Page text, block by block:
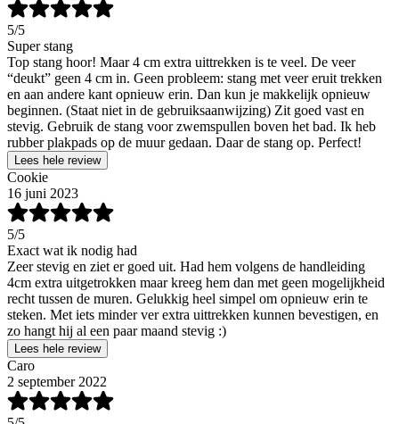
5/5
Super stang
Top stang hoor! Maar 4 cm extra uittrekken is te veel. De veer
“deukt” geen 4 cm in. Geen probleem: stang met veer eruit trekken
en aan andere kant opnieuw erin. Dan kun je makkelijk opnieuw
beginnen. (Staat niet in de gebruiksaanwijzing) Zit goed vast en
stevig. Gebruik de stang voor zwemspullen boven het bad. Ik heb
rubber plakpads op de muur gedaan. Daar de stang op. Perfect!
Lees hele review
Cookie
16 juni 2023
5/5
Exact wat ik nodig had
Zeer stevig en ziet er goed uit. Had hem volgens de handleiding
4cm extra uitgetrokken maar kreeg hem dan met geen mogelijkheid
recht tussen de muren. Gelukkig heel simpel om opnieuw erin te
steken. Met iets minder ver extra uittrekken kunnen bevestigen, en
zo hangt hij al een paar maand stevig :)
Lees hele review
Caro
2 september 2022